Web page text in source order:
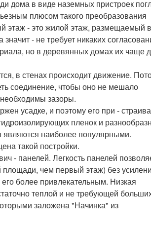
дома в виде наземных пристроек
плюсом такого преобразования
этаж - это жилой этаж, размещаемый
- не требует никаких
но в деревянных домах их чаще
в стенах происходит движение.
соединение, чтобы оно не мешало
зазоры.
усадке, и поэтому его при -
пленок и
являются наиболее популярными.
такой постройки.
- панелей. Легкость панелей
чем первый этаж) без
более привлекательным. Низкая
теплой и не требующей
заложена "Начинка" из